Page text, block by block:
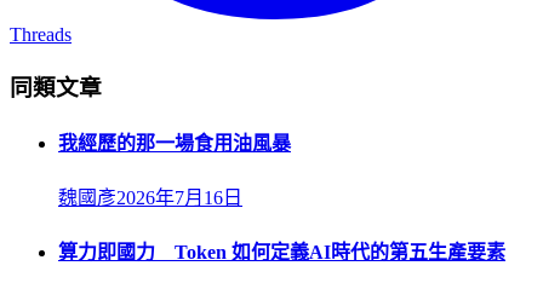
Threads
同類文章
我經歷的那一場食用油風暴
魏國彥2026年7月16日
算力即國力 Token 如何定義AI時代的第五生產要素